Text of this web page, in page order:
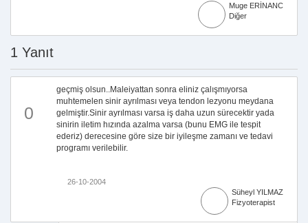
Muge ERİNANC
Diğer
1 Yanıt
0
geçmiş olsun..Maleiyattan sonra eliniz çalışmıyorsa
muhtemelen sinir ayrılması veya tendon lezyonu meydana
gelmiştir.Sinir ayrılması varsa iş daha uzun sürecektir yada
sinirin iletim hızında azalma varsa (bunu EMG ile tespit
ederiz) derecesine göre size bir iyileşme zamanı ve tedavi
programı verilebilir.
26-10-2004
Süheyl YILMAZ
Fizyoterapist